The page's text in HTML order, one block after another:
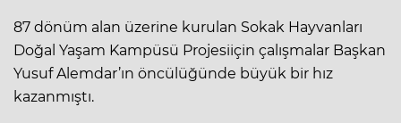
87 dönüm alan üzerine kurulan Sokak Hayvanları
Doğal Yaşam Kampüsü Projesiiçin çalışmalar Başkan
Yusuf Alemdar’ın öncülüğünde büyük bir hız
kazanmıştı.